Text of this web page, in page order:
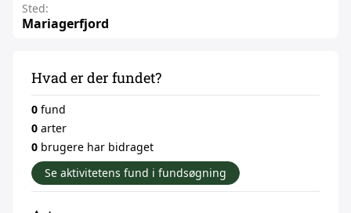
Sted:
Mariagerfjord
Hvad er der fundet?
0 fund
0 arter
0 brugere har bidraget
Se aktivitetens fund i fundsøgning